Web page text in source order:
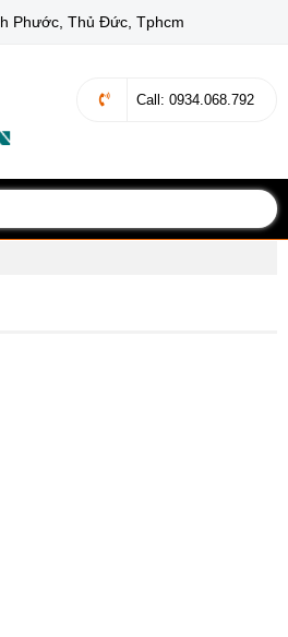
Phước, Thủ Đức, Tphcm
Call : 0934.068.792